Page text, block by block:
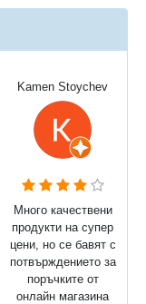
Kamen Stoychev
Много качествени
продукти на супер
цени, но се бавят с
потвърждението за
поръчките от
онлайн магазина